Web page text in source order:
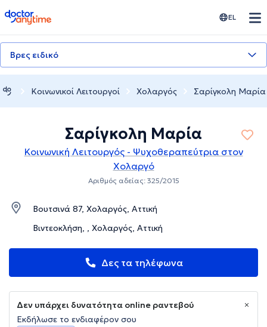
doctoranytime EL
Βρες ειδικό
Κοινωνικοί Λειτουργοί Χολαργός Σαρίγκολη Μαρία
Σαρίγκολη Μαρία
Κοινωνική Λειτουργός - Ψυχοθεραπεύτρια στον
Χολαργό
Αριθμός αδείας: 325/2015
Βουτσινά 87, Χολαργός, Αττική
Βιντεοκλήση, , Χολαργός, Αττική
Δες τα τηλέφωνα
Δεν υπάρχει δυνατότητα online ραντεβού
Εκδήλωσε το ενδιαφέρον σου